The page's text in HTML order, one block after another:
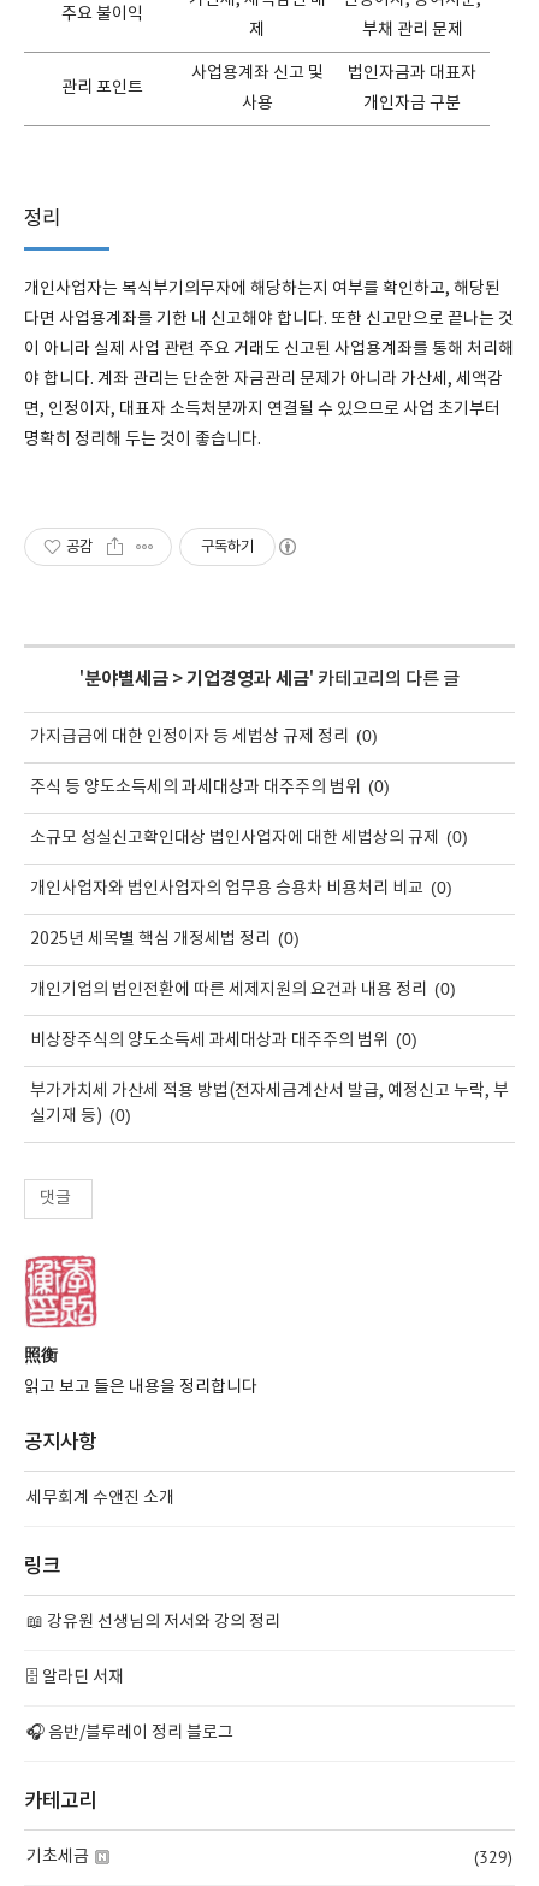
주요 불이익
제
부채 관리 문제
관리 포인트
사업용계좌 신고 및
사용
법인자금과 대표자
개인자금 구분
정리
개인사업자는 복식부기의무자에 해당하는지 여부를 확인하고, 해당된
다면 사업용계좌를 기한 내 신고해야 합니다. 또한 신고만으로 끝나는 것
이 아니라 실제 사업 관련 주요 거래도 신고된 사업용계좌를 통해 처리해
야 합니다. 계좌 관리는 단순한 자금관리 문제가 아니라 가산세, 세액감
면, 인정이자, 대표자 소득처분까지 연결될 수 있으므로 사업 초기부터
명확히 정리해 두는 것이 좋습니다.
공감 구독하기
'분야별세금 >기업경영과 세금' 카테고리의 다른 글
가지급금에 대한 인정이자 등 세법상 규제 정리 (0)
주식 등 양도소득세의 과세대상과 대주주의 범위 (0)
소규모 성실신고확인대상 법인사업자에 대한 세법상의 규제 (0)
개인사업자와 법인사업자의 업무용 승용차 비용처리 비교 (0)
2025년 세목별 핵심 개정세법 정리 (0)
개인기업의 법인전환에 따른 세제지원의 요건과 내용 정리 (0)
비상장주식의 양도소득세 과세대상과 대주주의 범위 (0)
부가가치세 가산세 적용 방법(전자세금계산서 발급, 예정신고 누락, 부
실기재 등) (0)
댓글
照衡
읽고 보고 들은 내용을 정리합니다
공지사항
세무회계 수앤진 소개
링크
📖 강유원 선생님의 저서와 강의 정리
🗄️ 알라딘 서재
🎧 음반/블루레이 정리 블로그
카테고리
기초세금 (329)